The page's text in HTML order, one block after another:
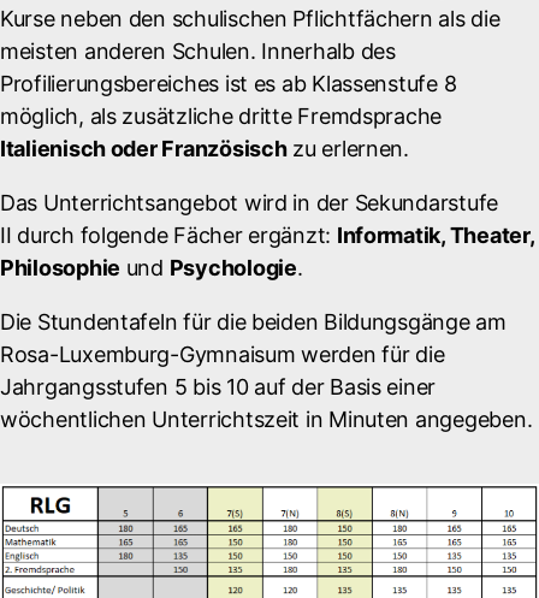
Kurse neben den schulischen Pflichtfächern als die
meisten anderen Schulen. Innerhalb des
Profilierungsbereiches ist es ab Klassenstufe 8
möglich, als zusätzliche dritte Fremdsprache
Italienisch oder Französischzu erlernen.
Das Unterrichtsangebot wird in der Sekundarstufe
II durch folgende Fächer ergänzt: Informatik, Theater,
Philosophie und Psychologie.
Die Stundentafeln für die beiden Bildungsgänge am
Rosa-Luxemburg-Gymnaisum werden für die
Jahrgangsstufen 5 bis 10 auf der Basis einer
wöchentlichen Unterrichtszeit in Minuten angegeben.